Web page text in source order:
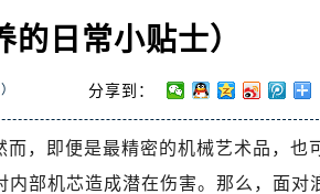
日常小贴士）
分享到：
，即便是最精密的机械艺术品，也
部机芯造成潜在伤害。那么，面对